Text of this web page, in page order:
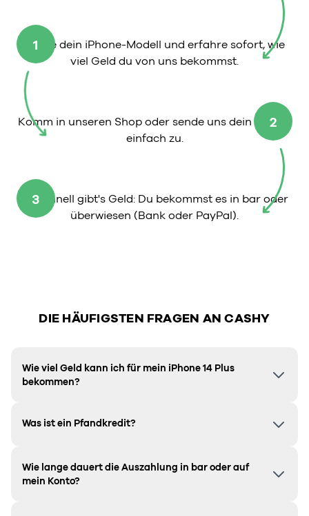
1
Wähle dein iPhone-Modell und erfahre sofort, wie
viel Geld du von uns bekommst.
2
Komm in unseren Shop oder sende uns dein iPhone
einfach zu.
3
So schnell gibt's Geld: Du bekommst es in bar oder
überwiesen (Bank oder PayPal).
DIE HÄUFIGSTEN FRAGEN AN CASHY
Wie viel Geld kann ich für mein iPhone 14 Plus
bekommen?
Was ist ein Pfandkredit?
Wie lange dauert die Auszahlung in bar oder auf
mein Konto?